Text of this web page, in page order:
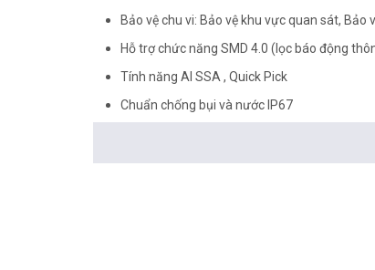
Bảo vệ chu vi: Bảo vệ khu vực quan sát, Bảo
Hỗ trợ chức năng SMD 4.0 (lọc báo động
Tính năng AI SSA , Quick Pick
Chuẩn chống bụi và nước IP67
Nhiệt độ hoạt động: -30°C ~ +60°C